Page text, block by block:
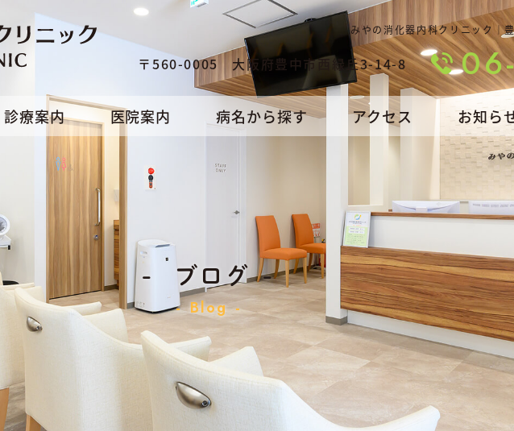
みやの消化器内科クリニック｜
〒560-0005 大阪府豊中市西緑丘3-14-8
診療案内 医院案内 病名から探す アクセス お知ら
ブログ
Blog